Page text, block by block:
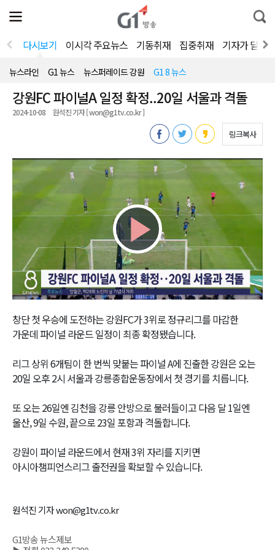
전
체
뉴
열
통
합
색
다시보기 이시각 주요뉴스 기동취재 집중취재 기자가 달려
뉴스라인 G1 뉴스 뉴스퍼레이드 강원 G1 8 뉴스
강원FC 파이널A 일정 확정..20일 서울과 격돌
2024-10-08 원석진 기자 [ won@g1tv.co.kr ]
링크복사
Play
Video
창단 첫 우승에 도전하는 강원FC가 3위로 정규리그를 마감한
가운데 파이널 라운드 일정이 최종 확정됐습니다.
리그 상위 6개팀이 한 번씩 맞붙는 파이널 A에 진출한 강원은 오는
20일 오후 2시 서울과 강릉종합운동장에서 첫 경기를 치릅니다.
또 오는 26일엔 김천을 강릉 안방으로 불러들이고 다음 달 1일엔
울산, 9일 수원, 끝으로 23일 포항과 격돌합니다.
강원이 파이널 라운드에서 현재 3위 자리를 지키면
아시아챔피언스리그 출전권을 확보할 수 있습니다.
원석진 기자 won@g1tv.co.kr
G1방송 뉴스제보